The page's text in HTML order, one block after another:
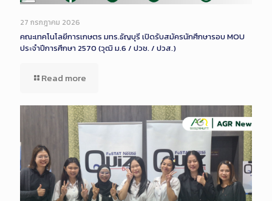
Long
Description
27 กรกฎาคม 2026
คณะเทคโนโลยีการเกษตร มทร.ธัญบุรี เปิดรับสมัครนักศึกษารอบ MOU
ประจำปีการศึกษา 2570 (วุฒิ ม.6 / ปวช. / ปวส.)
Read more